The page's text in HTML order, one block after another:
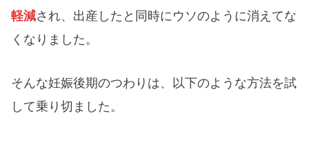
軽減され、出産したと同時にウソのように消えてな
くなりました。
そんな妊娠後期のつわりは、以下のような方法を試
して乗り切ました。